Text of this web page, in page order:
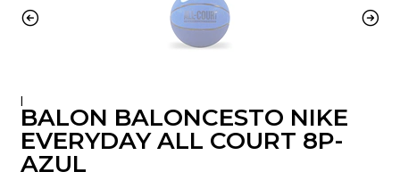
|
BALON BALONCESTO NIKE
EVERYDAY ALL COURT 8P-
AZUL